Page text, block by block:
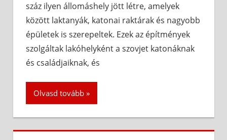
száz ilyen állomáshely jött létre, amelyek
között laktanyák, katonai raktárak és nagyobb
épületek is szerepeltek. Ezek az építmények
szolgáltak lakóhelyként a szovjet katonáknak
és családjaiknak, és
Olvasd tovább